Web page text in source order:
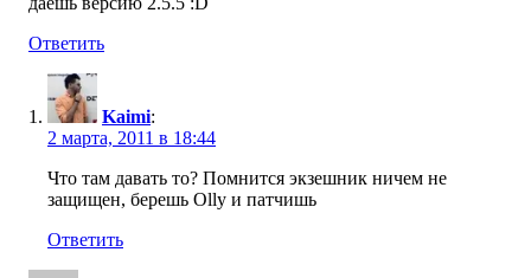
Ответить
Kaimi:
2 марта, 2011 в 18:44
Что там давать то? Помнится экзешник ничем не
защищен, берешь Olly и патчишь
Ответить